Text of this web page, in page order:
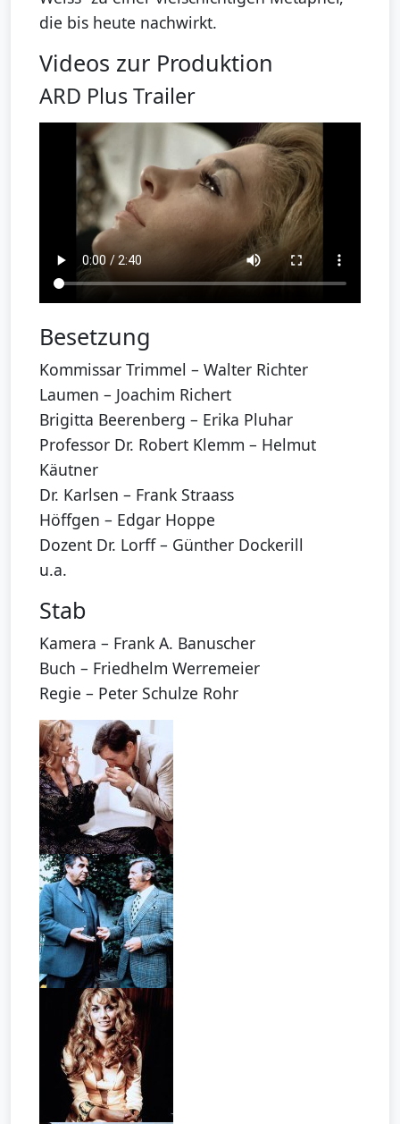
die bis heute nachwirkt.
Videos zur Produktion
ARD Plus Trailer
Besetzung
Kommissar Trimmel – Walter Richter
Laumen – Joachim Richert
Brigitta Beerenberg – Erika Pluhar
Professor Dr. Robert Klemm – Helmut
Käutner
Dr. Karlsen – Frank Straass
Höffgen – Edgar Hoppe
Dozent Dr. Lorff – Günther Dockerill
u.a.
Stab
Kamera – Frank A. Banuscher
Buch – Friedhelm Werremeier
Regie – Peter Schulze Rohr